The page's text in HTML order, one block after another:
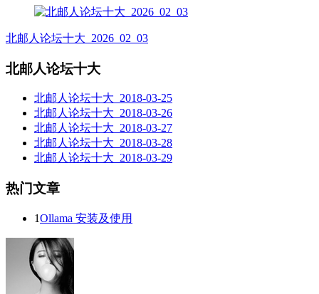
北邮人论坛十大_2026_02_03
北邮人论坛十大
北邮人论坛十大_2018-03-25
北邮人论坛十大_2018-03-26
北邮人论坛十大_2018-03-27
北邮人论坛十大_2018-03-28
北邮人论坛十大_2018-03-29
热门文章
1Ollama 安装及使用